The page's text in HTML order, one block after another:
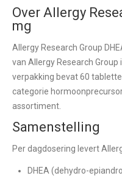
Over Allergy
mg
Allergy Research Group
van Allergy Research
verpakking bevat 60
categorie
assortiment.
Samenstelling
Per dagdosering levert
DHEA (dehydro-